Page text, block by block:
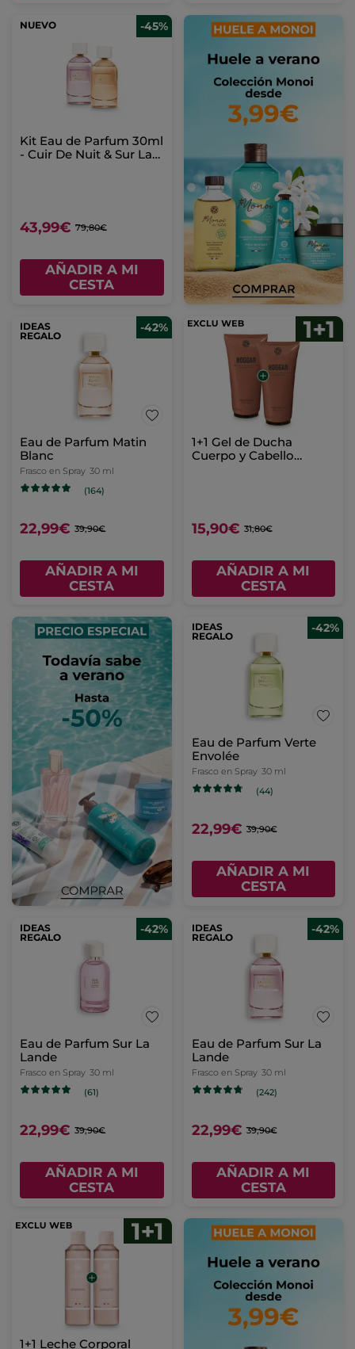
NUEVO -45%
Kit Eau de Parfum 30ml
- Cuir De Nuit & Sur La
43,99€ 79,80€
AÑADIR A MI
CESTA
IDEAS
REGALO
-42%
Eau de Parfum Matin
Blanc
Frasco en Spray 30 ml
(164)
22,99€ 39,90€
AÑADIR A MI
CESTA
1+1 Gel de Ducha
Cuerpo y Cabello
15,90€ 31,80€
AÑADIR A MI
CESTA
IDEAS
REGALO
-42%
Eau de Parfum Verte
Envolée
Frasco en Spray 30 ml
(44)
22,99€ 39,90€
AÑADIR A MI
CESTA
IDEAS
REGALO
-42%
Eau de Parfum Sur La
Lande
Frasco en Spray 30 ml
(61)
22,99€ 39,90€
AÑADIR A MI
CESTA
IDEAS
REGALO
-42%
Eau de Parfum Sur La
Lande
Frasco en Spray 30 ml
(242)
22,99€ 39,90€
AÑADIR A MI
CESTA
1+1 Leche Corporal